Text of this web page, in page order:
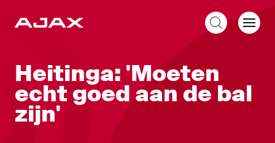
Heitinga: 'Moeten
echt goed aan de bal
zijn'